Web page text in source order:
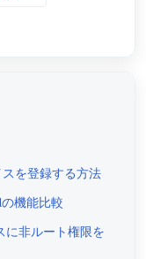
スを登録する方法
機能比較
に非ルート権限を